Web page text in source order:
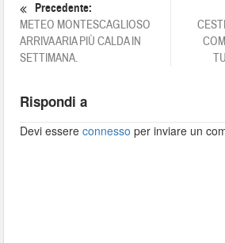
Precedente:
METEO MONTESCAGLIOSO
ARRIVA ARIA PIÙ CALDA IN
SETTIMANA.
Rispondi a
Devi essereconnesso per inviare un